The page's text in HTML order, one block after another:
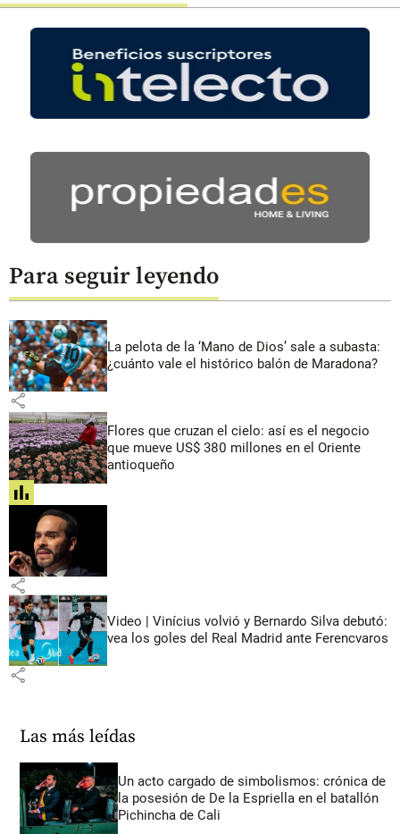
Para seguir leyendo
La pelota de la ‘Mano de Dios’ sale a subasta:
¿cuánto vale el histórico balón de Maradona?
share
Flores que cruzan el cielo: así es el negocio
que mueve US$ 380 millones en el Oriente
antioqueño
share
share
Video | Vinícius volvió y Bernardo Silva debutó:
vea los goles del Real Madrid ante Ferencvaros
share
Las más leídas
Un acto cargado de simbolismos: crónica de
la posesión de De la Espriella en el batallón
Pichincha de Cali